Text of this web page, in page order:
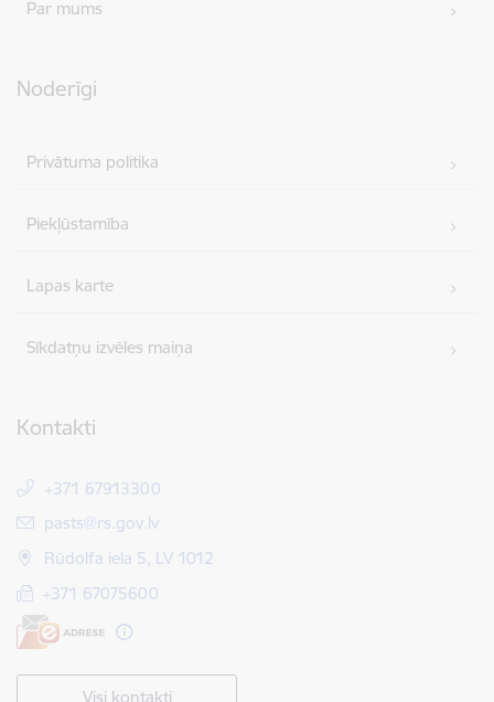
Par mums
Noderīgi
Privātuma politika
Piekļūstamība
Lapas karte
Sīkdatņu izvēles maiņa
Kontakti
+371 67913300
E-pasts:
pasts@rs.gov.lv
Rūdolfa iela 5, LV 1012
+371 67075600
Visi kontakti